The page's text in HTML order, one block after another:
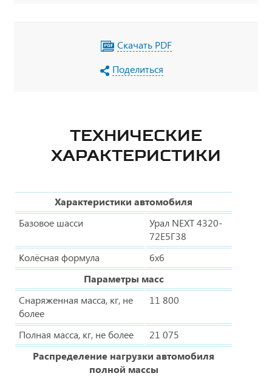
Скачать PDF
Поделиться
ТЕХНИЧЕСКИЕ
ХАРАКТЕРИСТИКИ
Характеристики автомобиля
Базовое шасси
Урал NEXT 4320-
72Е5Г38
Колёсная формула
6х6
Параметры масс
Снаряженная масса, кг, не
более
11 800
Полная масса, кг, не более
21 075
Распределение нагрузки автомобиля
полной массы